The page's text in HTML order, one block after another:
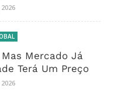
Mercado Já
Terá Um Preço